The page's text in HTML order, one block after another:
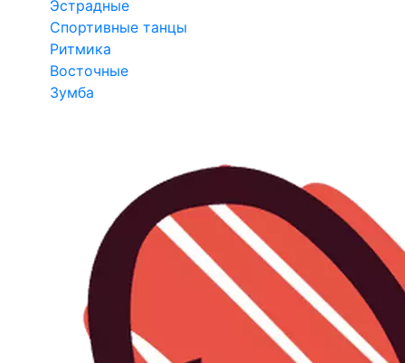
Эстрадные
Спортивные танцы
Ритмика
Восточные
Зумба